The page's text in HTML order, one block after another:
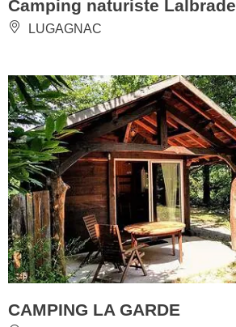
Camping naturiste Lalbrade
LUGAGNAC
CAMPING LA GARDE